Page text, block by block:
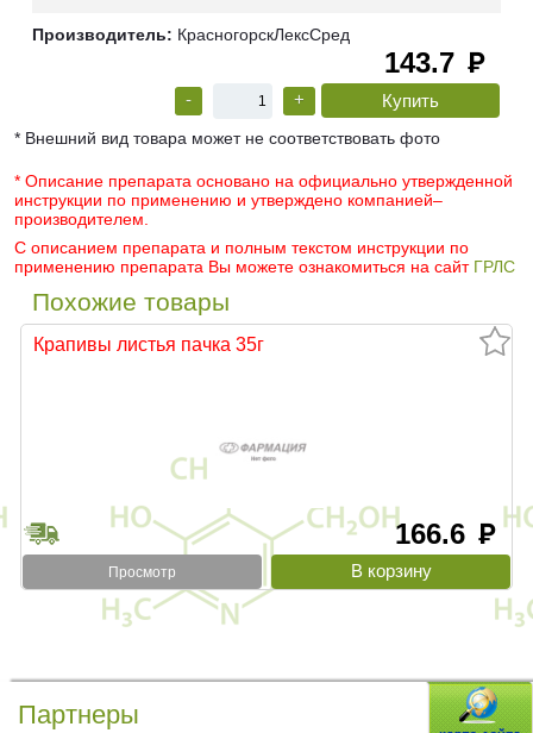
Производитель: КрасногорскЛексСред
143.7 руб
- +
* Внешний вид товара может не соответствовать фото
* Описание препарата основано на официально утвержденной
инструкции по применению и утверждено компанией–
производителем.
С описанием препарата и полным текстом инструкции по
применению препарата Вы можете ознакомиться на сайт ГРЛС
Похожие товары
Крапивы листья пачка 35г
166.6 руб
Просмотр
Партнеры